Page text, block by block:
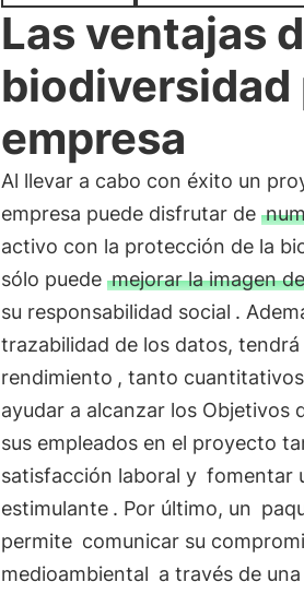
Las ventajas
biodiversidad
empresa
Al llevar a cabo con éxito un
empresa puede disfrutar de
activo con la protección de la
sólo puede mejorar la imagen
su responsabilidad social .
trazabilidad de los datos, tendrá
rendimiento , tanto
ayudar a alcanzar los Objetivos
sus empleados en el proyecto
satisfacción laboral y fomentar
estimulante . Por último, un
permite comunicar su
medioambiental a través de